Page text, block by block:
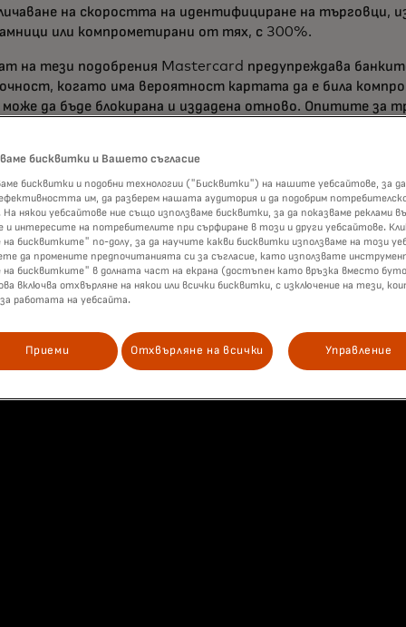
на скоростта на идентифициране на търговци,
или компрометирани от тях, с 300%.
на тези подобрения Mastercard предупреждава
когато има вероятност картата да е била
да бъде блокирана и издадена отново. Опитите за
карта могат да бъдат непрекъснато
и да се повиши киберсигурността, което допълнително
подобрение, използващо най-съвременните техники
интелект, ускорява набора от решения за сигурност
от 2020 г., използва интегрирана технология за
информация за киберсигурността в онлайн профилите
в платежната екосистема, включително подробности
карти.
бисквитки и Вашето съгласие
бисквитки и подобни технологии ("Бисквитки") на нашите уебсайтове, за да
им, да разберем нашата аудитория и да подобрим
На някои уебсайтове ние също използваме бисквитки, за да показваме реклами
и интересите на потребителите при сърфиране в този и други уебсайтове.
на бисквитките" по-долу, за да научите какви бисквитки използваме на този
да промените предпочитанията си за съгласие, като използвате
на бисквитките" в долната част на екрана (достъпен като връзка вместо
включва отхвърляне на някои или всички бисквитки, с изключение на тези,
работата на уебсайта.
Приеми Отхвърляне на всички Управление